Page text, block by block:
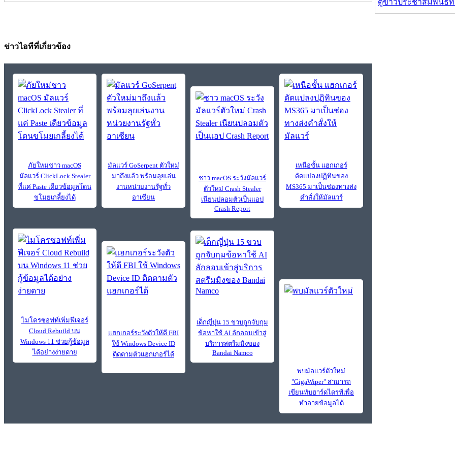
ข่าวไอทีที่เกี่ยวข้อง
ภัยใหม่ชาว macOS
มัลแวร์ ClickLock Stealer
ที่แค่ Paste เดียวข้อมูลโดน
ขโมยเกลี้ยงได้
มัลแวร์ GoSerpent ตัวใหม่
มาถึงแล้ว พร้อมลุยเล่น
งานหน่วยงานรัฐทั่ว
อาเซียน
ชาว macOS ระวังมัลแวร์
ตัวใหม่ Crash Stealer
เนียนปลอมตัวเป็นแอป
Crash Report
เหนือชั้น แฮกเกอร์
ดัดแปลงปฏิทินของ
MS365 มาเป็นช่องทางส่ง
คำสั่งให้มัลแวร์
ไมโครซอฟท์เพิ่มฟีเจอร์
Cloud Rebuild บน
Windows 11 ช่วยกู้ข้อมูล
ได้อย่างง่ายดาย
แฮกเกอร์ระวังตัวให้ดี FBI
ใช้ Windows Device ID
ติดตามตัวแฮกเกอร์ได้
เด็กญี่ปุ่น 15 ขวบถูกจับกุม
ข้อหาใช้ AI ลักลอบเข้าสู่
บริการสตรีมมิงของ
Bandai Namco
พบมัลแวร์ตัวใหม่
"GigaWiper" สามารถ
เขียนทับฮาร์ดไดรฟ์เพื่อ
ทำลายข้อมูลได้